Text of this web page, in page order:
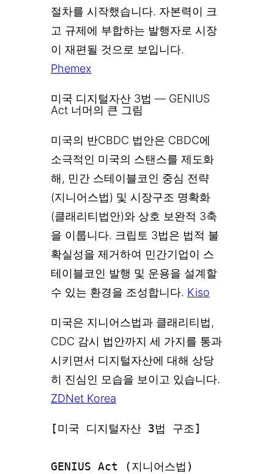
절차를 시작했습니다. 자본력이 크
고 규제에 부합하는 발행자로 시장
이 재편될 것으로 보입니다.
Phemex
미국 디지털자산 3법 — GENIUS
Act 너머의 큰 그림
미국의 반CBDC 법안은 CBDC에
소극적인 미국의 스탠스를 제도화
해, 민간 스테이블코인 중심 전략
(지니어스법) 및 시장구조 명확화
(클래리티법안)와 상호 보완적 3축
을 이룹니다. 크립토 3법은 법적 불
확실성을 제거하여 민간기업이 스
테이블코인 발행 및 운용을 설계할
수 있는 환경을 조성합니다. Kiso
미국은 지니어스법과 클래리티법,
CDC 감시 법안까지 세 가지를 통과
시키면서 디지털자산에 대해 상당
히 진심인 모습을 보이고 있습니다.
ZDNet Korea
[미국 디지털자산 3법 구조]
GENIUS Act (지니어스법)